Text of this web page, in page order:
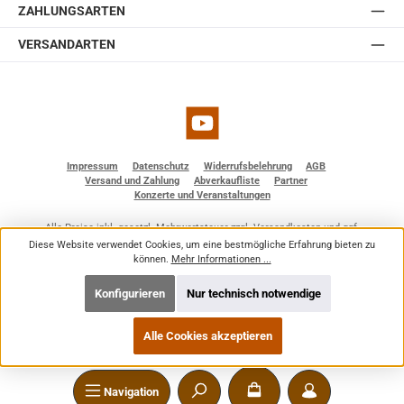
Navigation
ZAHLUNGSARTEN
VERSANDARTEN
YouTube
Impressum Datenschutz Widerrufsbelehrung
AGB
Versand und Zahlung
Abverkaufliste
Partner
Konzerte und Veranstaltungen
Alle Preise inkl. gesetzl. Mehrwertsteuer zzgl.Versandkostenund ggf.
Nachnahmegebühren, wenn nicht anders angegeben.
© 2026 BF - Dienstleistungen - Alle Rechte vorbehalten. Theme by
Diese Website verwendet Cookies, um eine bestmögliche Erfahrung bieten zu
können. Mehr Informationen ...
Nur technisch notwendige
Konfigurieren
Alle Cookies akzeptieren